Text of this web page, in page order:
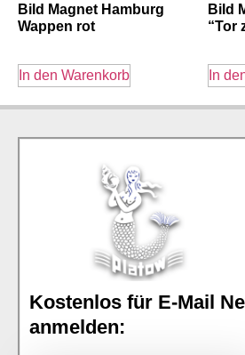
Bild Magnet Hamburg
Wappen rot
In den Warenkorb
Bild
“Tor
In
Kostenlos für E-Mail
anmelden: